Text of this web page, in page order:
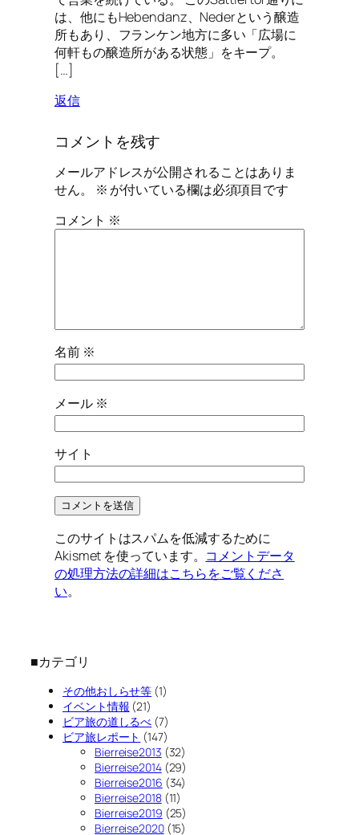
は、他にもHebendanz、Nederという醸造
所もあり、フランケン地方に多い「広場に
何軒もの醸造所がある状態」をキープ。
[…]
返信
コメントを残す
メールアドレスが公開されることはありま
せん。
※ が付いている欄は必須項目です
コメント ※
名前 ※
メール ※
サイト
このサイトはスパムを低減するために
Akismet を使っています。 コメントデータ
の処理方法の詳細はこちらをご覧くださ
い。
■カテゴリ
その他おしらせ等 (1)
イベント情報 (21)
ビア旅の道しるべ (7)
ビア旅レポート (147)
Bierreise2013 (32)
Bierreise2014(29)
Bierreise2016 (34)
Bierreise2018(11)
Bierreise2019 (25)
Bierreise2020(15)